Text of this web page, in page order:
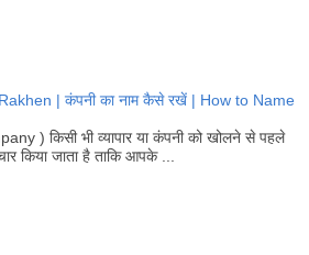
| कंपनी का नाम कैसे रखें | How to Name
) किसी भी व्यापार या कंपनी को खोलने से पहले
किया जाता है ताकि आपके ...